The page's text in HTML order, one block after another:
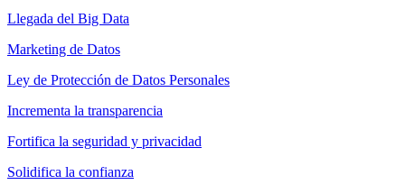
Llegada del Big Data
Marketing de Datos
Ley de Protección de Datos Personales
Incrementa la transparencia
Fortifica la seguridad y privacidad
Solidifica la confianza